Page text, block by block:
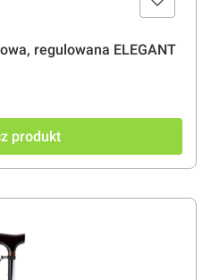
regulowana ELEGANT
produkt